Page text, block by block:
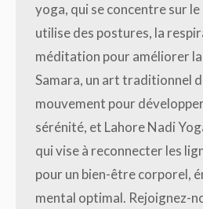
yoga, qui se concentre sur
utilise des postures, la
méditation pour améliorer
Samara, un art traditionnel
mouvement pour
sérénité, et Lahore Nadi
qui vise à reconnecter les
pour un bien-être corporel,
mental optimal. Rejoignez-